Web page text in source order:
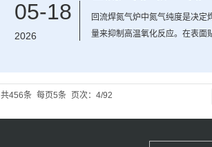
05-18
2026
回流焊氮气炉中氮气纯度是决
量来抑制高温氧化反应。在表面
共456条 每页5条 页次：4/92